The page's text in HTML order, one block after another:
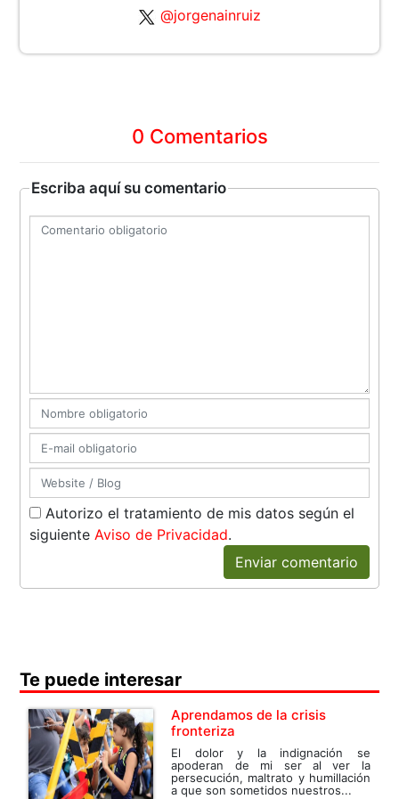
@jorgenainruiz
0 Comentarios
Escriba aquí su comentario
Autorizo el tratamiento de mis datos según el
siguienteAviso de Privacidad.
Enviar comentario
Te puede interesar
Aprendamos de la crisis
fronteriza
El dolor y la indignación se
apoderan de mi ser al ver la
persecución, maltrato y humillación
a que son sometidos nuestros...